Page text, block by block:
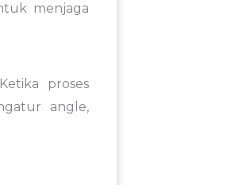
menjaga
proses
angle,